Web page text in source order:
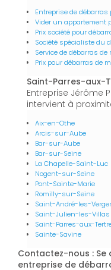
Entreprise de
Vider un appartement
Prix société pour
Société spécialiste du
Service de débarras de
Prix pour débarras de
Saint-Parres-aux-
Entreprise Jérôme
intervient à
Aix-en-Othe
Arcis-sur-Aube
Bar-sur-Aube
Bar-sur-Seine
La Chapelle-Saint-Luc
Nogent-sur-Seine
Pont-Sainte-Marie
Romilly-sur-Seine
Saint-André-les-
Saint-Julien-les-Villas
Saint-Parres-aux-
Sainte-Savine
Contactez-nous :
entreprise de